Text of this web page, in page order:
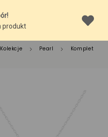
Kolekcje Pearl
Komplet